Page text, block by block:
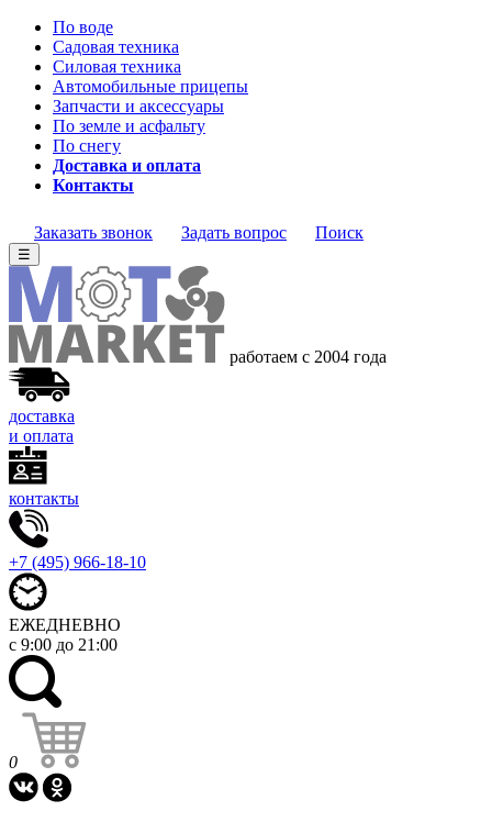
По воде
Садовая техника
Силовая техника
Автомобильные прицепы
Запчасти и аксессуары
По земле и асфальту
По снегу
Доставка и оплата
Контакты
Заказать звонок Задать вопрос Поиск
☰
работаем с 2004 года
доставка
и оплата
контакты
+7 (495) 966-18-10
ЕЖЕДНЕВНО
с 9:00 до 21:00
0